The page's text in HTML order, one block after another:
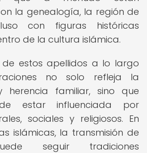
la genealogía, la región de
con figuras históricas
de la cultura islámica.
de estos apellidos a lo largo
no solo refleja la
herencia familiar, sino que
estar influenciada por
sociales y religiosos. En
islámicas, la transmisión de
seguir tradiciones